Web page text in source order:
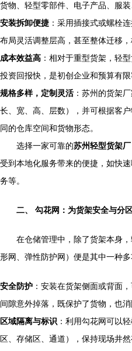
货物、轻型零部件、电子产品、服装
安装拆卸便捷 ：采用插接式或螺栓
布局灵活调整层高，甚至整体迁移
成本效益高 ：相对于重型货架，轻
投资回报快，是初创企业和预算有限
规格多样，定制灵活 ：苏州的货架
长、宽、高、层数），并可根据客
同的仓库空间和货物形态。
选择一家可靠的苏州轻型货架厂
受到本地化服务带来的便捷，如快
务等。
二、 勾花网：为货架安全与分
在仓储管理中，除了货架本身，
形网、弹性防护网）便是其中一种
安全防护 ：安装在货架侧面或背面
间隙意外掉落，既保护了货物，也消
区域隔离与标识 ：利用勾花网可以
区、存储区、通道），保持现场井